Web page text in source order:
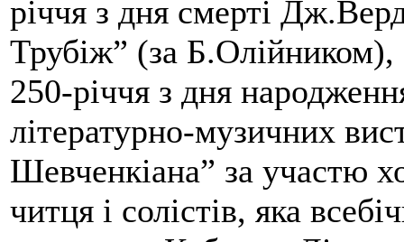
річчя з дня смерті
Трубіж” (за
250-річчя з дня
літературно-музичних
Шевченкіана” за участю
читця і солістів, яка